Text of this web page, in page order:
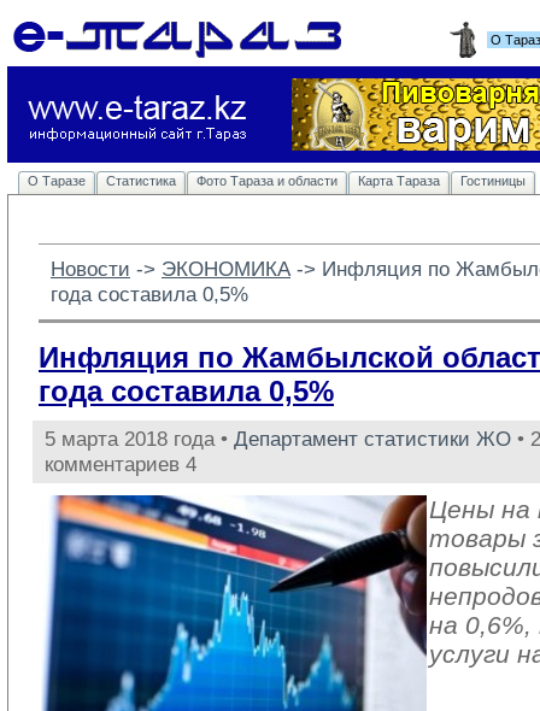
О
О Таразе Статистика Фото Тараза и области Карта Тараза Гостиницы
Новости -> ЭКОНОМИКА -> Инфляция по
года составила 0,5%
Инфляция по Жамбылской
года составила 0,5%
5 марта 2018 года • Департамент статистики ЖО •
комментариев 4
Цены на
товары
на
услуги